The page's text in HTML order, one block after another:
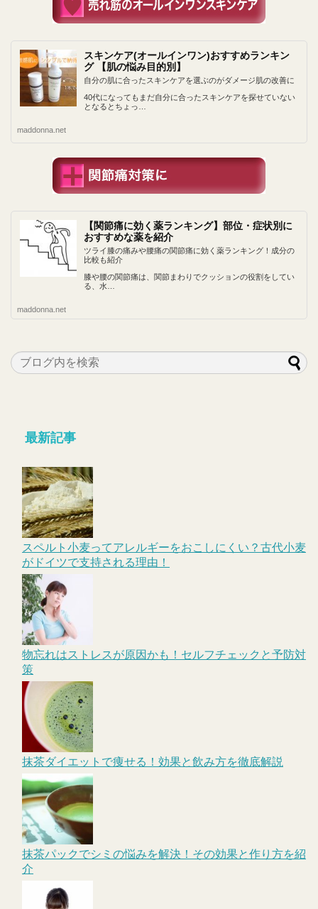
スキンケア(オールインワン)おすすめランキン
グ 【肌の悩み目的別】
自分の肌に合ったスキンケアを選ぶのがダメージ肌の改善に
40代になってもまだ自分に合ったスキンケアを探せていない
となるとちょっ…
maddonna.net
【関節痛に効く薬ランキング】部位・症状別に
おすすめな薬を紹介
ツライ膝の痛みや腰痛の関節痛に効く薬ランキング！成分の
比較も紹介
膝や腰の関節痛は、関節まわりでクッションの役割をしてい
る、水…
maddonna.net
最新記事
スペルト小麦ってアレルギーをおこしにくい？古代小麦
がドイツで支持される理由！
物忘れはストレスが原因かも！セルフチェックと予防対
策
抹茶ダイエットで痩せる！効果と飲み方を徹底解説
抹茶パックでシミの悩みを解決！その効果と作り方を紹
介